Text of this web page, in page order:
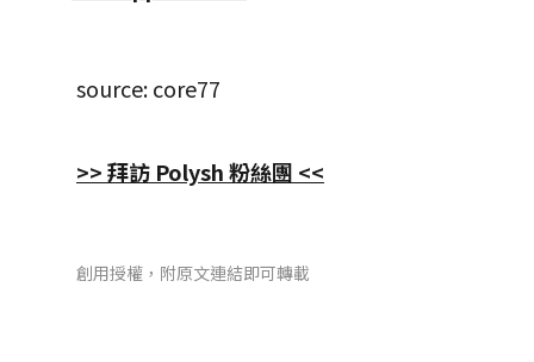
source: core77
>> 拜訪 Polysh 粉絲團 <<
創用授權，附原文連結即可轉載